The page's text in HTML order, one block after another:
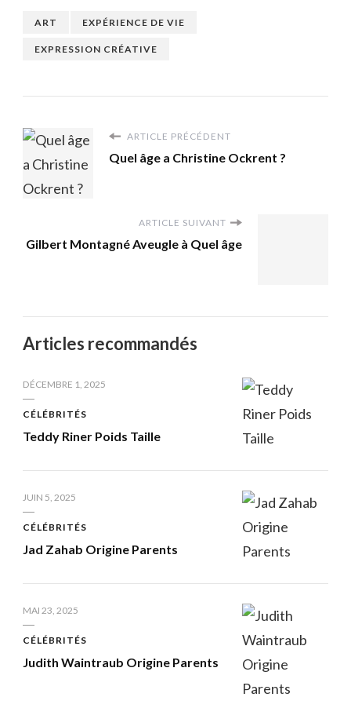
ART EXPÉRIENCE DE VIE
EXPRESSION CRÉATIVE
ARTICLE PRÉCÉDENT
Quel âge a Christine Ockrent ?
ARTICLE SUIVANT
Gilbert Montagné Aveugle à Quel âge
Articles recommandés
DÉCEMBRE 1, 2025
CÉLÉBRITÉS
Teddy Riner Poids Taille
JUIN 5, 2025
CÉLÉBRITÉS
Jad Zahab Origine Parents
MAI 23, 2025
CÉLÉBRITÉS
Judith Waintraub Origine Parents